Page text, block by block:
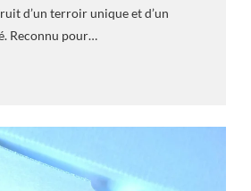
d’un terroir unique et d’un
Reconnu pour…